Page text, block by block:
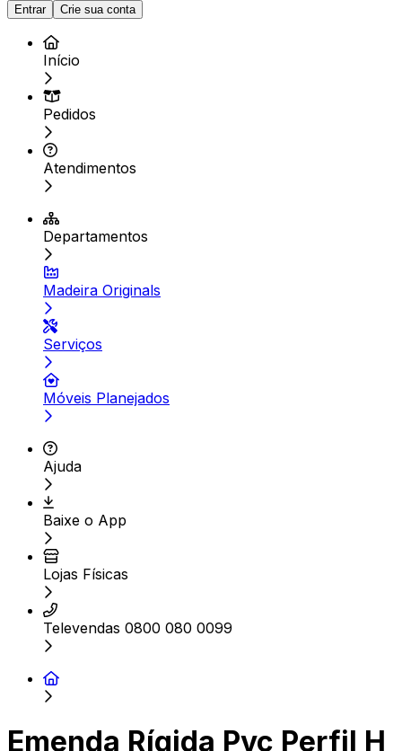
Entrar Crie sua conta
Início
Pedidos
Atendimentos
Departamentos
Madeira Originals
Serviços
Móveis Planejados
Ajuda
Baixe o App
Lojas Físicas
Televendas 0800 080 0099
Emenda Rígida Pvc Perfil H